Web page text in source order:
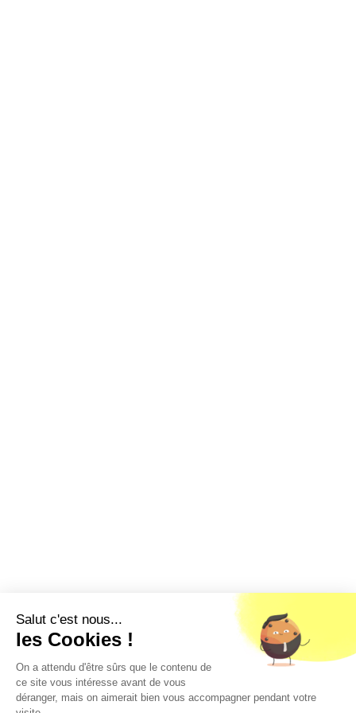
Salut c'est nous...
les Cookies !
On a attendu d'être sûrs que le contenu de
ce site vous intéresse avant de vous
déranger, mais on aimerait bien vous accompagner pendant votre